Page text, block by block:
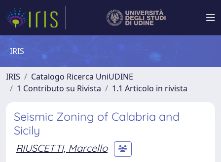
IRIS
IRIS
Catalogo Ricerca UniUDINE
1 Contributo su Rivista
1.1 Articolo in rivista
Seismic Zoning of Calabria and
Sicily
RIUSCETTI, Marcello